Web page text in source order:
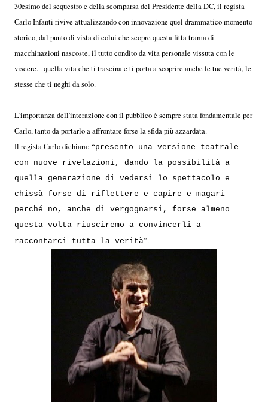
30esimo del sequestro e della scomparsa del Presidente della DC, il regista
Carlo Infanti rivive attualizzando con innovazione quel drammatico momento
storico, dal punto di vista di colui che scopre questa fitta trama di
macchinazioni nascoste, il tutto condito da vita personale vissuta con le
viscere... quella vita che ti trascina e ti porta a scoprire anche le tue verità, le
stesse che ti neghi da solo.
L'importanza dell'interazione con il pubblico è sempre stata fondamentale per
Carlo, tanto da portarlo a affrontare forse la sfida più azzardata.
Il regista Carlo dichiara: “presento una versione teatrale
con nuove rivelazioni, dando la possibilità a
quella generazione di vedersi lo spettacolo e
chissà forse di riflettere e capire e magari
perché no, anche di vergognarsi, forse almeno
questa volta riusciremo a convincerli a
raccontarci tutta la verità”.